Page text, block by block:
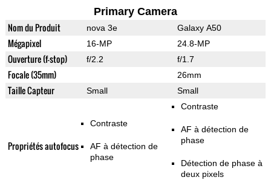
Primary Camera
Nom du Produit nova 3e Galaxy A50
Mégapixel 16-MP 24.8-MP
Ouverture (f-stop) f/2.2 f/1.7
Focale (35mm) 26mm
Taille Capteur Small Small
Propriétés autofocus
Contraste
AF à détection de
phase
Contraste
AF à détection de
phase
Détection de phase à
deux pixels